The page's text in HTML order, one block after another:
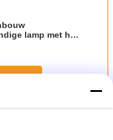
lamp met het